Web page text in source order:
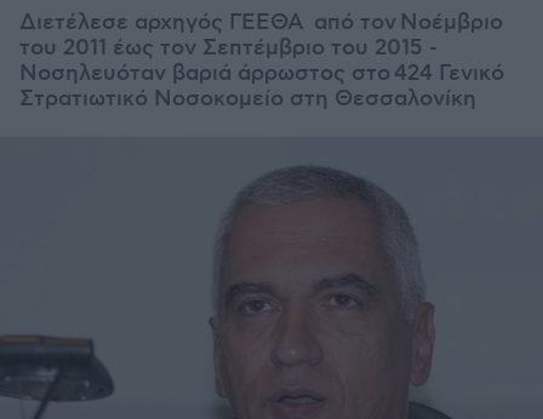
Διετέλεσε αρχηγός ΓΕΕΘΑ από τον Νοέμβριο
του 2011 έως τον Σεπτέμβριο του 2015 -
Νοσηλευόταν βαριά άρρωστος στο 424 Γενικό
Στρατιωτικό Νοσοκομείο στη Θεσσαλονίκη